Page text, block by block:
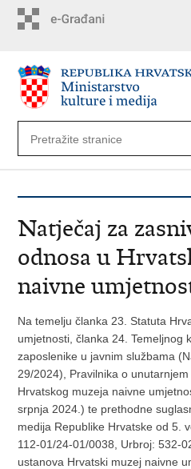
Natječaj za
odnosa u
naivne
Na temelju članka 23. Statuta
umjetnosti, članka 24. Temeljnog
zaposlenike u javnim službama
29/2024), Pravilnika o
Hrvatskog muzeja naivne
srpnja 2024.) te prethodne
medija Republike Hrvatske od 5.
112-01/24-01/0038, Urbroj: 532-
ustanova Hrvatski muzej naivne